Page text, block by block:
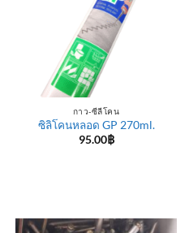
กาว-ซีลีโคน
ซิลิโคนหลอด GP 270ml.
95.00฿